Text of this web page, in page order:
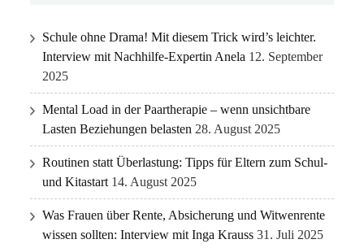
Schule ohne Drama! Mit diesem Trick wird’s leichter.
Interview mit Nachhilfe-Expertin Anela 12. September
2025
Mental Load in der Paartherapie – wenn unsichtbare
Lasten Beziehungen belasten 28. August 2025
Routinen statt Überlastung: Tipps für Eltern zum Schul-
und Kitastart 14. August 2025
Was Frauen über Rente, Absicherung und Witwenrente
wissen sollten: Interview mit Inga Krauss 31. Juli 2025